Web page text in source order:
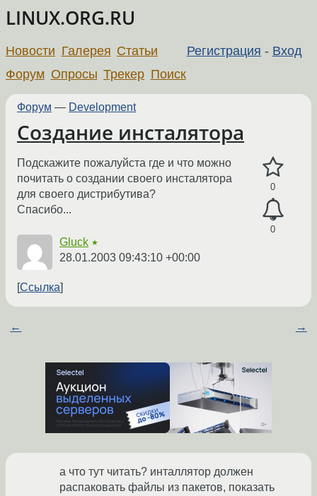
LINUX.ORG.RU
Регистрация - Вход
Новости Галерея Статьи
Форум Опросы Трекер Поиск
Форум — Development
Создание инсталятора
0
0
Подскажите пожалуйста где и что можно
почитать о создании своего инсталятора
для своего дистрибутива?
Спасибо...
Gluck ★
28.01.2003 09:43:10 +00:00
Ссылка
← →
а что тут читать? инталлятор должен
распаковать файлы из пакетов, показать